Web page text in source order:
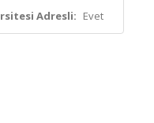
Adresli: Evet